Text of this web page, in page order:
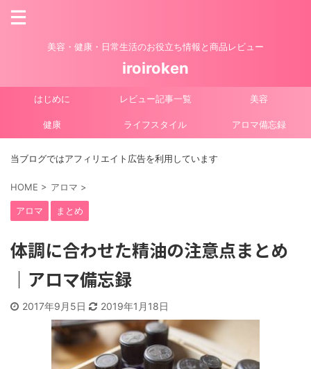
美容・健康・日常生活のお役立ち情報と商品レビュー
iroiroken
はじめに レビュー記事一覧 美容
健康 ライフスタイル アロマ備忘録
当ブログではアフィリエイト広告を利用しています
HOME > アロマ >
アロマ まとめ
体調に合わせた精油の注意点まとめ
｜アロマ備忘録
2017年9月5日 2019年1月18日